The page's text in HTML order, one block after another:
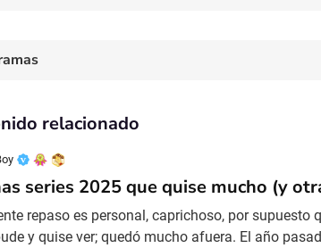
relacionado
series 2025 que quise mucho (y
repaso es personal, caprichoso, por supuesto
y quise ver; quedó mucho afuera. El año